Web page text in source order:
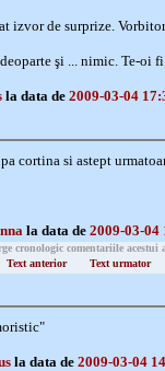
izvor de surprize.
şi ... nimic. Te-oi
la data de 2009-03-04
cortina si astept
la data de 2009-03-04
cronologic comentariile acestui
Text anterior
Text urmator
la data de 2009-03-04